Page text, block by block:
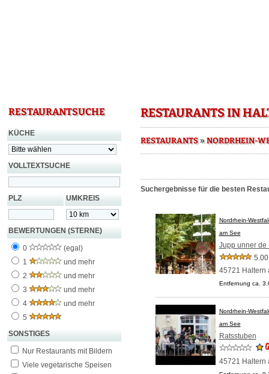
RESTAURANTSUCHE
KÜCHE
VOLLTEXTSUCHE
PLZ UMKREIS
BEWERTUNGEN (STERNE)
0
(egal)
1
und mehr
2
und mehr
3
und mehr
4
und mehr
5
SONSTIGES
Nur Restaurants mit Bildern
Viele vegetarische Speisen
RESTAURANTS IN
RESTAURANTS»NORDRHEIN-
Suchergebnisse für die besten
Nordrhein-
am See
Jupp unner de
45721 Haltern
Entfernung ca.
Nordrhein-
am See
Ratsstuben
45721 Haltern